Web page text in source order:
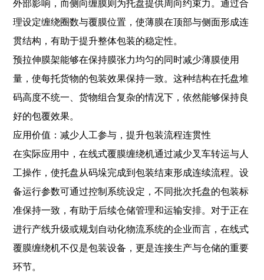
外部影响，而侧向缠膜则为托盘提供周向约束力。通过合
理设定缠绕圈数与覆膜位置，使薄膜在顶部与侧面形成连
贯结构，有助于提升整体包装的稳定性。
预拉伸膜架能够在保持膜张力均匀的同时减少薄膜使用
量，使每托货物的包装效果保持一致。这种结构在托盘堆
码高度不统一、货物组合复杂的情况下，依然能够保持良
好的包覆效果。
应用价值：减少人工参与，提升包装流程连贯性
在实际应用中，在线式覆膜缠绕机通过减少叉车转运与人
工操作，使托盘从码垛完成到包装结束形成连续流程。设
备运行参数可通过控制系统设定，不同批次托盘的包装标
准保持一致，有助于后续仓储管理和运输安排。对于正在
进行产线升级或规划自动化物流系统的企业而言，在线式
覆膜缠绕机不仅是包装设备，更是连接生产与仓储的重要
环节。